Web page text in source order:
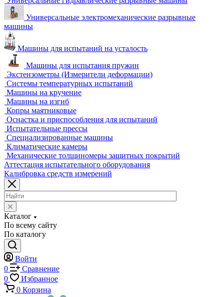
Координатно-измерительные машины
Лазерные трекеры
Оптические измерительные машины
Приборы для измерения профиля и формы
Промышленные томографы
Фрезерные станки с ЧПУ
Разрушающий контроль
Универсальные гидравлические разрывные машины
Универсальные электромеханические разрывные
машины
Машины для испытаний на усталость
Машины для испытания пружин
Экстензометры (Измерители деформации)
Системы температурных испытаний
Машины на кручение
Машины на изгиб
Копры маятниковые
Оснастка и приспособления для испытаний
Испытательные прессы
Специализированные машины
Климатические камеры
Механические толщиномеры защитных покрытий
Аттестация испытательного оборудования
Калибровка средств измерений